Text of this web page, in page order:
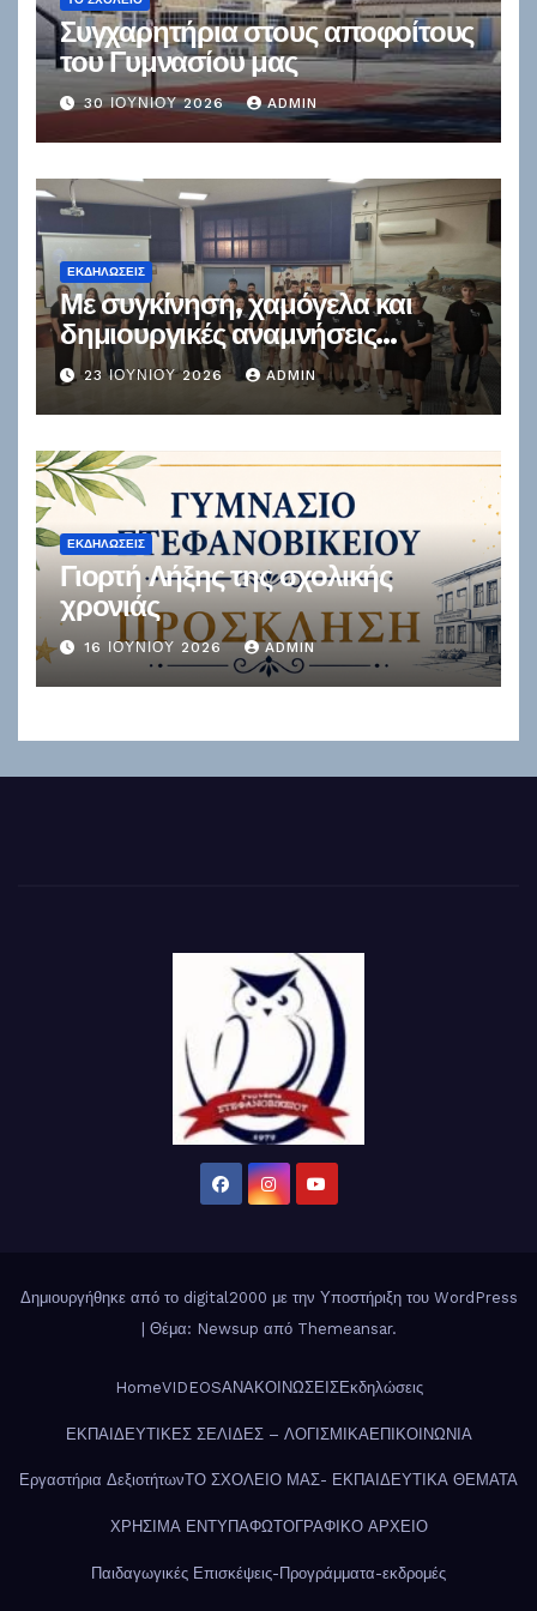
Συγχαρητήρια στους αποφοίτους
του Γυμνασίου μας
30 ΙΟΥΝΊΟΥ 2026 ADMIN
ΕΚΔΗΛΏΣΕΙΣ
Με συγκίνηση, χαμόγελα και
δημιουργικές αναμνήσεις
ολοκληρώθηκε η σχολική χρονιά
23 ΙΟΥΝΊΟΥ 2026 ADMIN
ΕΚΔΗΛΏΣΕΙΣ
Γιορτή Λήξης της σχολικής
χρονιάς
16 ΙΟΥΝΊΟΥ 2026 ADMIN
Δημιουργήθηκε από το digital2000 με την Υποστήριξη του WordPress
Θέμα: Newsup από Themeansar.
HomeVIDEOSΑΝΑΚΟΙΝΩΣΕΙΣΕκδηλώσεις
ΕΚΠΑΙΔΕΥΤΙΚΕΣ ΣΕΛΙΔΕΣ – ΛΟΓΙΣΜΙΚΑΕΠΙΚΟΙΝΩΝΙΑ
Εργαστήρια ΔεξιοτήτωνΤΟ ΣΧΟΛΕΙΟ ΜΑΣ- ΕΚΠΑΙΔΕΥΤΙΚΑ ΘΕΜΑΤΑ
ΧΡΗΣΙΜΑ ΕΝΤΥΠΑΦΩΤΟΓΡΑΦΙΚΟ ΑΡΧΕΙΟ
Παιδαγωγικές Επισκέψεις-Προγράμματα-εκδρομές